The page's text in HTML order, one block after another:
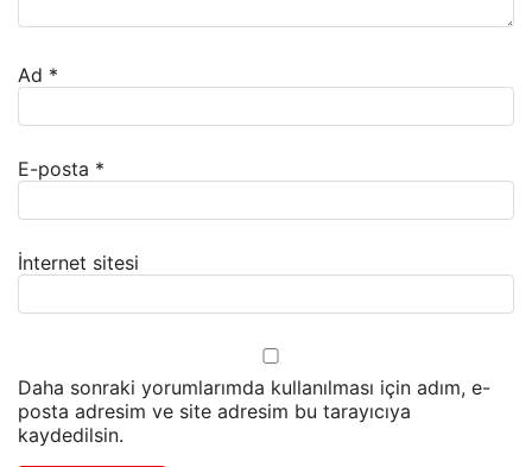
Ad *
E-posta *
İnternet sitesi
Daha sonraki yorumlarımda kullanılması için adım, e-
posta adresim ve site adresim bu tarayıcıya
kaydedilsin.